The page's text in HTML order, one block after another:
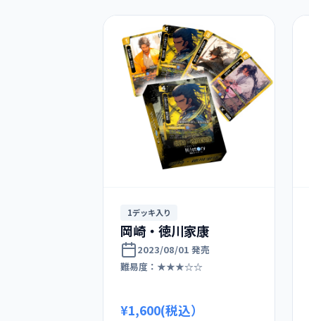
1デッキ入り
岡崎・徳川家康
2023/08/01 発売
難易度：★★★☆☆
¥1,600(税込）